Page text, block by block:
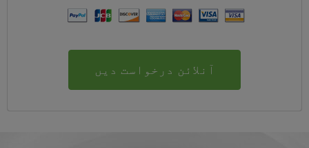
آنلائن درخواست دیں